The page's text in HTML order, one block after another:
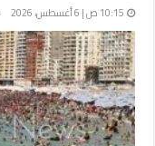
10:15 ص | 6 أغسطس، 2026